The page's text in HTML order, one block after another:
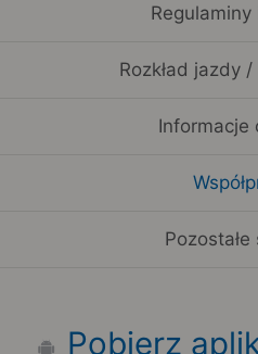
Regulaminy
Rozkład jazdy
Informacje
Pobierz